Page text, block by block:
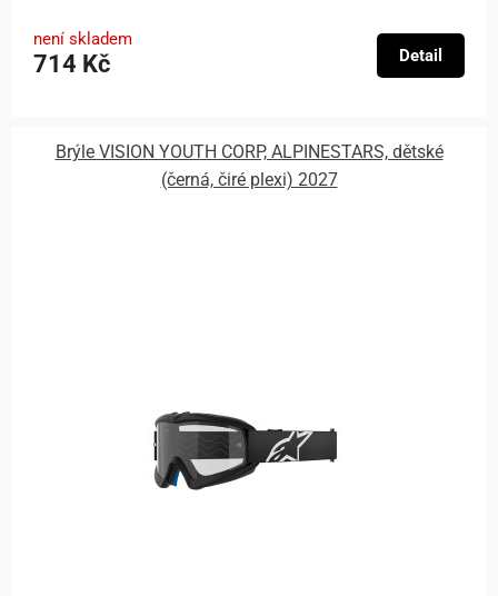
není skladem
714 Kč Detail
Brýle VISION YOUTH CORP, ALPINESTARS, dětské
(černá, čiré plexi) 2027